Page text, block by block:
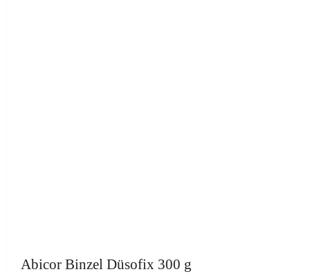
Abicor Binzel Düsofix 300 g